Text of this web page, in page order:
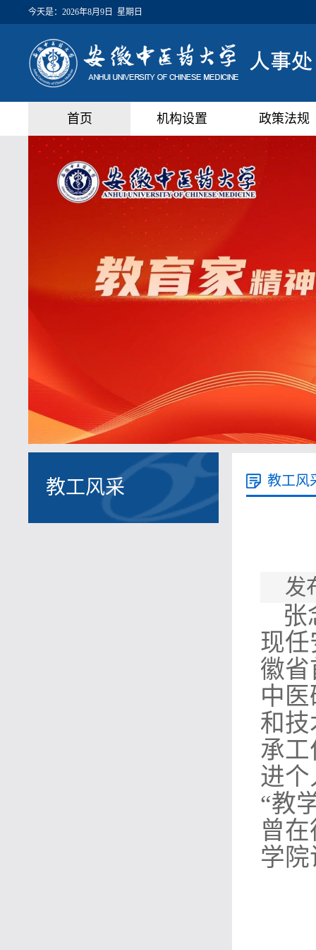
今天是： 2026年8月9日 星期日
首页 机构设置 政策法规
教工风采 教工风
发
张
现
徽
中
和
承
进
“教
曾
学